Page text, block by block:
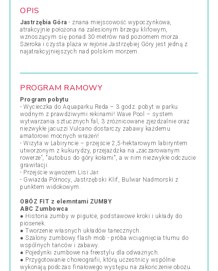
OPIS
Jastrzębia Góra - znana miejscowość wypoczynkowa,
atrakcyjnie położona na zalesionym brzegu klifowym,
wznoszącym się ponad 30 metrów nad poziomem morza.
Szeroka i czysta plaża w rejonie Jastrzębiej Góry jest jedną z
najatrakcyjniejszych nad polskim morzem.
PROGRAM RAMOWY
Program pobytu
- Wycieczka do Aquaparku Reda – 3 godz. pobyt w parku
wodnym z prawdziwymi rekinami! Wave Pool – system
wytwarzania sztucznych fal, 3 zróżnicowane zjeżdżalnie oraz
niezwykłe jacuzzi Vulcano dostarczy zabawy każdemu
amatorowi mocnych wrażeń!
- Wizyta w Labiryncie – przejście 2,5-hektarowym labiryntem
utworzonym z kukurydzy, przejażdżka na „zaczarowanym
rowerze”, "autobus do góry kołami", a w nim niezwykłe odczucie
grawitacji.
- Przejście wąwozem Lisi Jar.
- Gwiazda Północy, Jastrzębski Klif, Bulwar Nadmorski z
punktem widokowym.
OBÓZ FIT z elemntami ZUMBY
ABC Zumbowca
● Historia zumby w pigułce, podstawowe kroki i układy do
piosenek.
● Tworzenie własnych układów tanecznych.
● Szalony zumbowy flash mob - próba wciągnięcia tłumu do
wspólnych tańców i zabawy.
● Pojedynki zumbowe na freestylu dla odważnych.
● Przygotowanie choreografii, którą uczestnicy wspólnie
wykonają podczas finałowego występu na zakończenie obozu.